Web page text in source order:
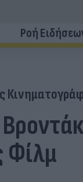
Ροή
Φίλμ